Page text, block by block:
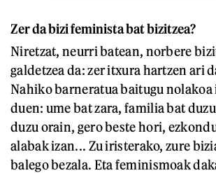
Zer da bizi feminista bat bizitzea?
Niretzat, neurri batean, norbere
galdetzea da: zer itxura hartzen ari
Nahiko barneratua baitugu nolakoa
duen: ume bat zara, familia bat
duzu orain, gero beste hori,
alabak izan... Zu iristerako, zure
balego bezala. Eta feminismoak